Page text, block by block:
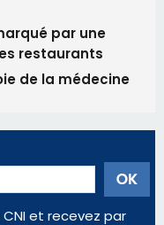
et recevez par
et une sélection de